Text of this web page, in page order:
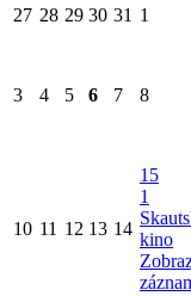
27 28 29 30 31 1
3 4 5 6 7 8
10 11 12 13 14
15
1
kino